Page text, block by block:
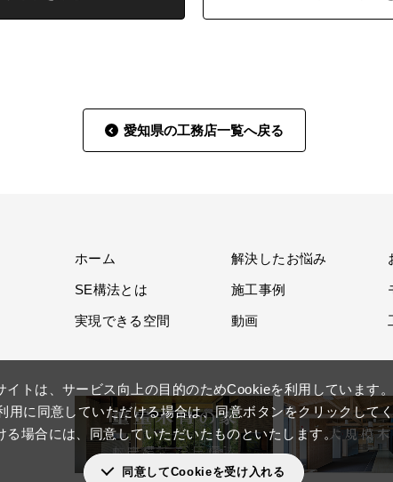
イトは、サービス向上の目的のためCookieを利用しています。
用に同意していただける場合は、同意ボタンをクリックして
る場合には、同意していただいたものといたします。
同意してCookieを受け入れる
愛知県の工務店一覧へ戻る
ホーム 解決したお悩み
SE構法とは 施工事例
実現できる空間 動画